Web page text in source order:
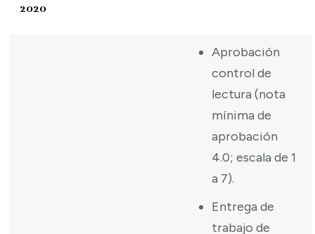
2020
Aprobación
control de
lectura (nota
mínima de
aprobación
4.0; escala de 1
a 7).
Entrega de
trabajo de